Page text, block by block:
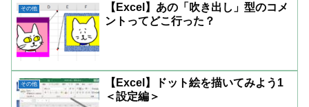
その他
【Excel】あの「吹き出し」型のコメ
ントってどこ行った？
その他
【Excel】ドット絵を描いてみよう1
＜設定編＞